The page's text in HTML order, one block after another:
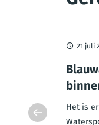
in
21 juli
Het is